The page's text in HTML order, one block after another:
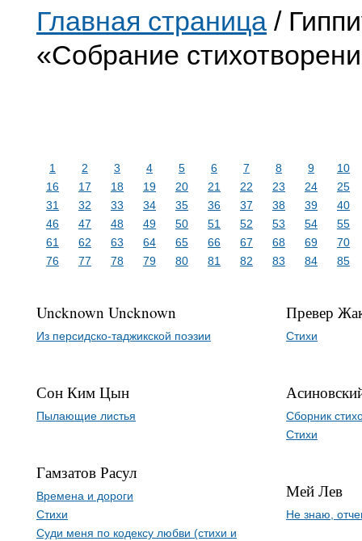
Главная страница /
«Собрание
1 2 3 4 5 6 7 8 9
10
16
17 18 19 20 21 22 23 24
25
31
32 33 34 35 36 37 38 39
40
46
47 48 49 50 51 52 53 54
55
61
62 63 64 65 66 67 68 69
70
76
77 78 79 80 81 82 83 84 85
Uncknown Uncknown
Из персидско-таджикской поэзии
Сон Ким Цын
Пылающие листья
Гамзатов Расул
Времена и дороги
Стихи
Суди меня по кодексу любви (стихи и
Превер
Стихи
Сборник
Стихи
Мей Лев
Не знаю,